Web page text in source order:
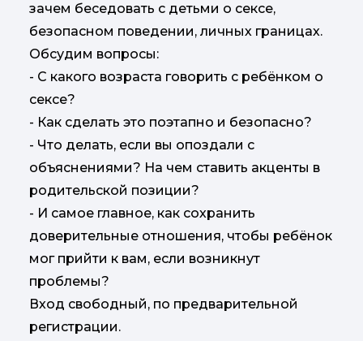
зачем беседовать с детьми о сексе,
безопасном поведении, личных границах.
Обсудим вопросы:
- С какого возраста говорить с ребёнком о
сексе?
- Как сделать это поэтапно и безопасно?
- Что делать, если вы опоздали с
объяснениями? На чем ставить акценты в
родительской позиции?
- И самое главное, как сохранить
доверительные отношения, чтобы ребёнок
мог прийти к вам, если возникнут
проблемы?
Вход свободный, по предварительной
регистрации.